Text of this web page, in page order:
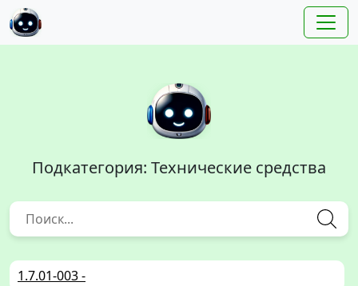
Подкатегория: Технические средства
1.7.01-003 -